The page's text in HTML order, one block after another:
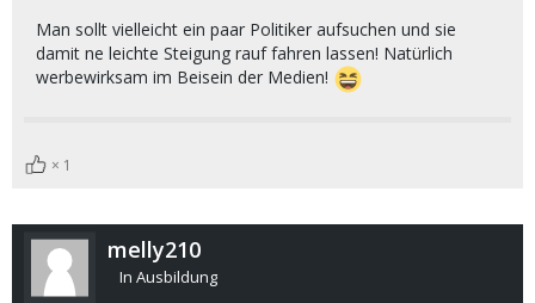
Man sollt vielleicht ein paar Politiker aufsuchen und sie
damit ne leichte Steigung rauf fahren lassen! Natürlich
werbewirksam im Beisein der Medien!
1
melly210
In Ausbildung